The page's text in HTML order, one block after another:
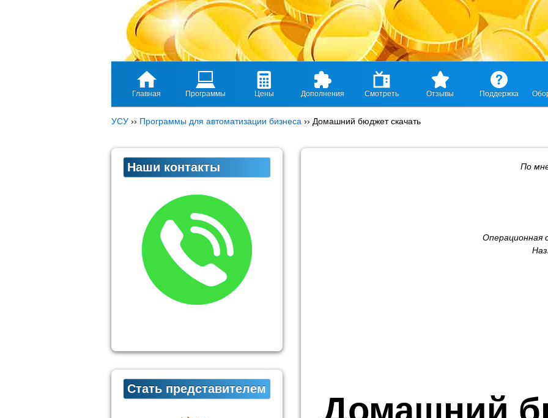
Главная Программы Цены Дополнения Смотреть Отзывы Поддержка
УСУ ›› Программы для автоматизации бизнеса ›› Домашний бюджет скачать
По
Операционная
Домашний
Наши контакты
Стать представителем